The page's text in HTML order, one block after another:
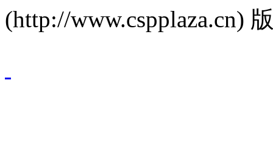
(http://www.cspplaza.cn)